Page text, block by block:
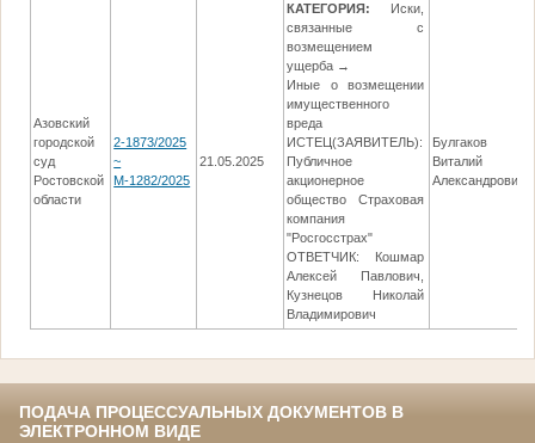
Азовский
городской
суд
Ростовской
области
2-1873/2025
~
М-1282/2025
21.05.2025
КАТЕГОРИЯ:
Иски,
связанные с
возмещением
ущерба →
Иные о возмещении
имущественного
вреда
ИСТЕЦ(ЗАЯВИТЕЛЬ):
Публичное
акционерное
общество Страховая
компания
"Росгосстрах"
ОТВЕТЧИК: Кошмар
Алексей Павлович,
Кузнецов Николай
Владимирович
Булгаков
Виталий
Александрович
ПОДАЧА ПРОЦЕССУАЛЬНЫХ ДОКУМЕНТОВ В
ЭЛЕКТРОННОМ ВИДЕ